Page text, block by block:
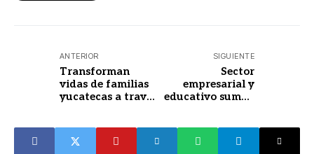
ANTERIOR
Transforman
vidas de familias
yucatecas a través
“Dibujando
Sonrisas”
SIGUIENTE
Sector
empresarial y
educativo suman
capital humano
en Yucatán